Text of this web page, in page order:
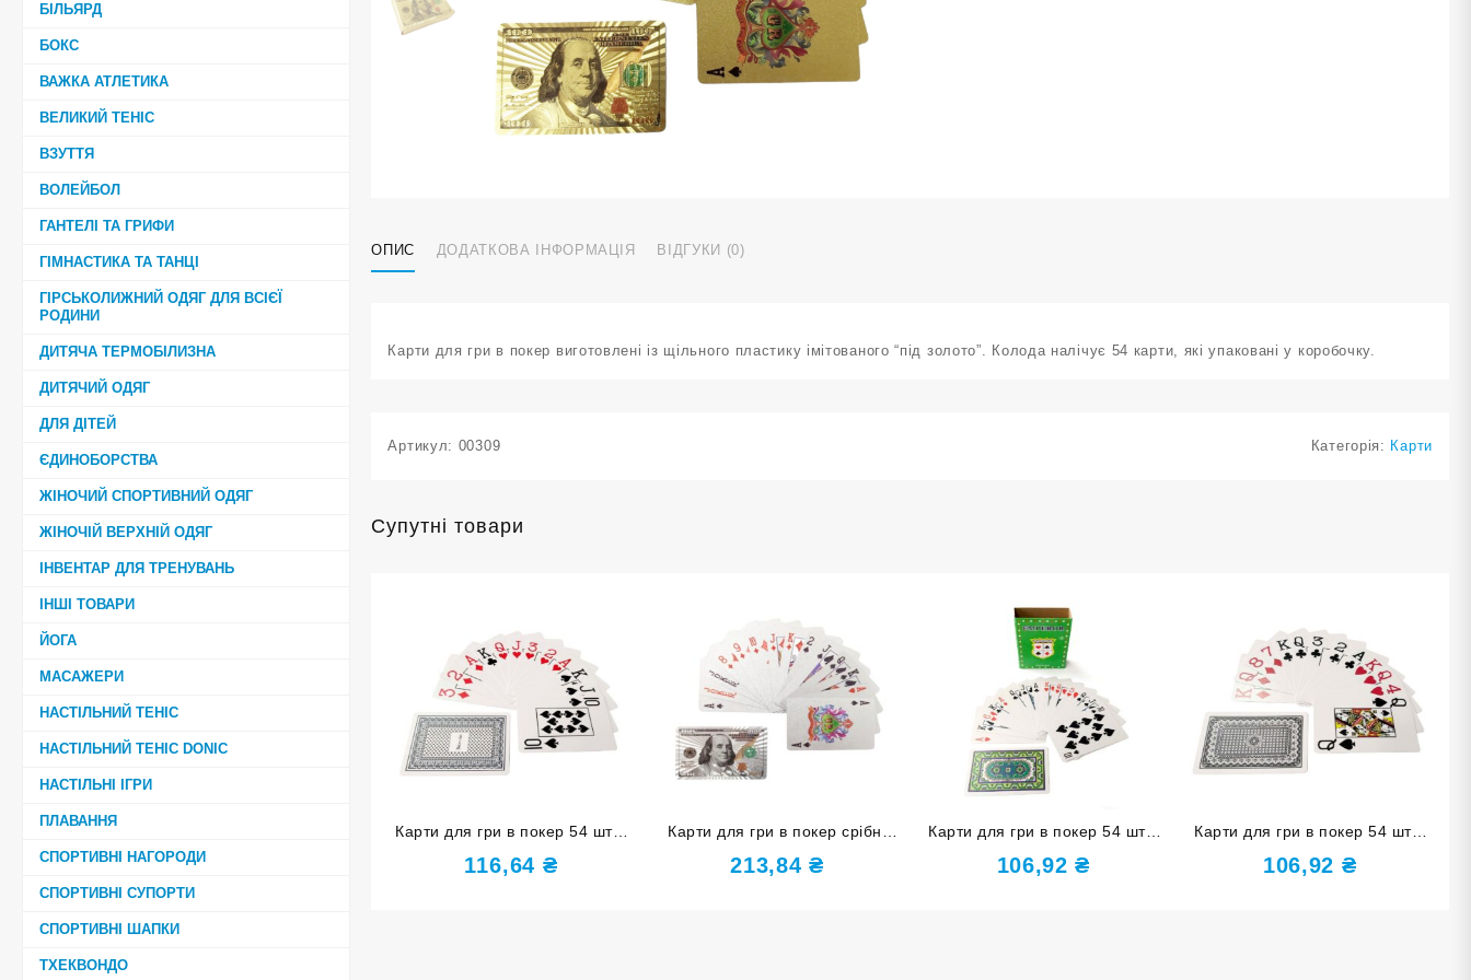
БІЛЬЯРД
БОКС
ВАЖКА АТЛЕТИКА
ВЕЛИКИЙ ТЕНІС
ВЗУТТЯ
ВОЛЕЙБОЛ
ГАНТЕЛІ ТА ГРИФИ
ГІМНАСТИКА ТА ТАНЦІ
ГІРСЬКОЛИЖНИЙ ОДЯГ ДЛЯ ВСІЄЇ
РОДИНИ
ДИТЯЧА ТЕРМОБІЛИЗНА
ДИТЯЧИЙ ОДЯГ
ДЛЯ ДІТЕЙ
ЄДИНОБОРСТВА
ЖІНОЧИЙ СПОРТИВНИЙ ОДЯГ
ЖІНОЧІЙ ВЕРХНІЙ ОДЯГ
ІНВЕНТАР ДЛЯ ТРЕНУВАНЬ
ІНШІ ТОВАРИ
ЙОГА
МАСАЖЕРИ
НАСТІЛЬНИЙ ТЕНІС
НАСТІЛЬНИЙ ТЕНІС DONIC
НАСТІЛЬНІ ІГРИ
ПЛАВАННЯ
СПОРТИВНІ НАГОРОДИ
СПОРТИВНІ СУПОРТИ
СПОРТИВНІ ШАПКИ
ТХЕКВОНДО
ОПИС ДОДАТКОВА ІНФОРМАЦІЯ ВІДГУКИ (0)
Карти для гри в покер виготовлені із щільного пластику імітованого “під золото”. Колода налічує 54 карти, які упаковані у коробочку.
Артикул: 00309 Категорія: Карти
Супутні товари
Карти для гри в покер 54 шт в
колоді S2
116,64 ₴
Карти для гри в покер срібні
JSD-2
213,84₴
Карти для гри в покер 54 шт в
колоді S1
106,92₴
Карти для гри в покер 54 шт в
колоді S3
106,92 ₴